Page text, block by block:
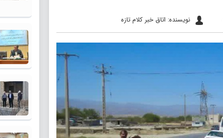
نویسنده: اتاق خبر کلام تازه